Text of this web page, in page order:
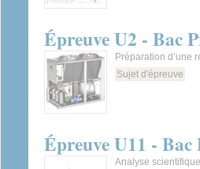
Épreuve U2 - Bac
Préparation d’une
Sujet d'épreuve
Épreuve U11 -
Analyse